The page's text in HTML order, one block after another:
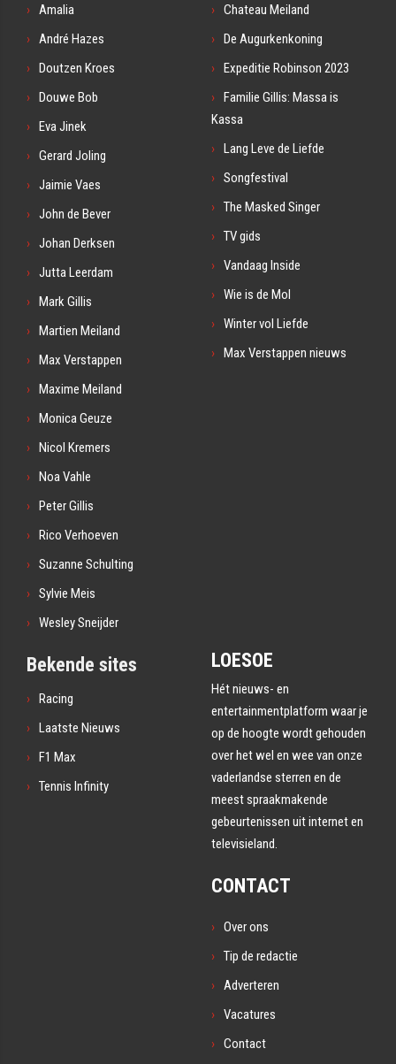
Amalia
André Hazes
Doutzen Kroes
Douwe Bob
Eva Jinek
Gerard Joling
Jaimie Vaes
John de Bever
Johan Derksen
Jutta Leerdam
Mark Gillis
Martien Meiland
Max Verstappen
Maxime Meiland
Monica Geuze
Nicol Kremers
Noa Vahle
Peter Gillis
Rico Verhoeven
Suzanne Schulting
Sylvie Meis
Wesley Sneijder
Chateau Meiland
De Augurkenkoning
Expeditie Robinson 2023
Familie Gillis: Massa is
Kassa
Lang Leve de Liefde
Songfestival
The Masked Singer
TV gids
Vandaag Inside
Wie is de Mol
Winter vol Liefde
Max Verstappen nieuws
Bekende sites
Racing
Laatste Nieuws
F1 Max
Tennis Infinity
LOESOE
Hét nieuws- en
entertainmentplatform waar je
op de hoogte wordt gehouden
over het wel en wee van onze
vaderlandse sterren en de
meest spraakmakende
gebeurtenissen uit internet en
televisieland.
CONTACT
Over ons
Tip de redactie
Adverteren
Vacatures
Contact